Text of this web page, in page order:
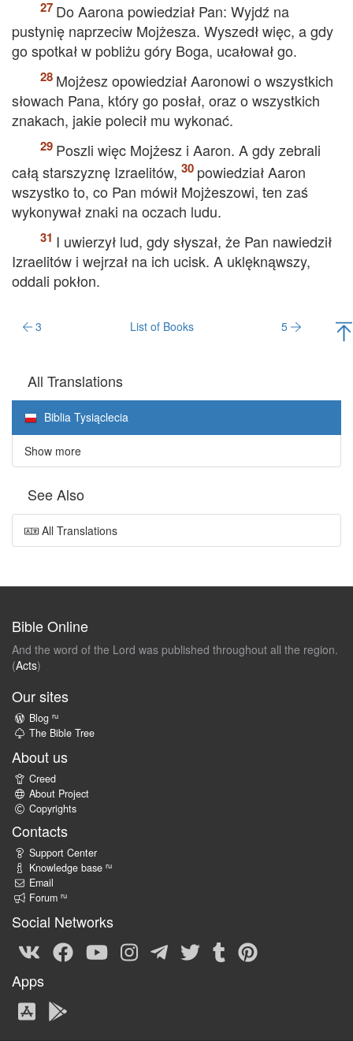
Do Aarona powiedział Pan: Wyjdź na
pustynię naprzeciw Mojżesza. Wyszedł więc, a gdy
go spotkał w pobliżu góry Boga, ucałował go.
Mojżesz opowiedział Aaronowi o wszystkich
słowach Pana, który go posłał, oraz o wszystkich
znakach, jakie polecił mu wykonać.
Poszli więc Mojżesz i Aaron. A gdy zebrali
całą starszyznę Izraelitów,
powiedział Aaron
wszystko to, co Pan mówił Mojżeszowi, ten zaś
wykonywał znaki na oczach ludu.
I uwierzył lud, gdy słyszał, że Pan nawiedził
Izraelitów i wejrzał na ich ucisk. A uklęknąwszy,
oddali pokłon.
3 List of Books 5
All Translations
Biblia Tysiąclecia
Show more
See Also
All Translations
Bible Online
And the word of the Lord was published throughout all the region.
(Acts)
Our sites
Blog ru
The Bible Tree
About us
Creed
About Project
Copyrights
Contacts
Support Center
Knowledge base ru
Email
Forum ru
Social Networks
Apps